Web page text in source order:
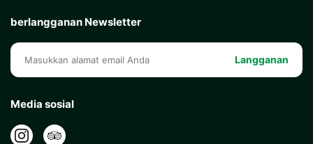
berlangganan Newsletter
Langganan
Media sosial